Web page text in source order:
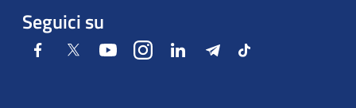
Seguici su
Facebook Twitter YoutubeInstagramLinkedIn TelegramTiktok